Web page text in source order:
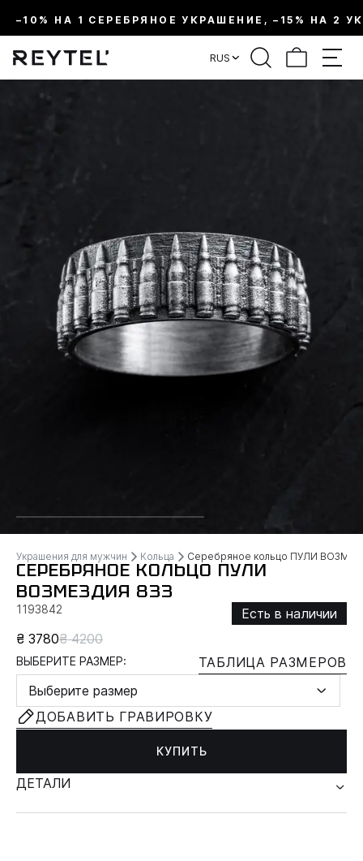
–10% НА 1 СЕРЕБРЯНОЕ УКРАШЕНИЕ, –15% НА 2
RUS
Украшения для мужчин Кольца Серебряное кольцо ПУЛИ
СЕРЕБРЯНОЕ КОЛЬЦО ПУЛИ
ВОЗМЕЗДИЯ 833
1193842
Есть в наличии
₴ 3780₴ 4200
ВЫБЕРИТЕ РАЗМЕР:
ТАБЛИЦА РАЗМЕРОВ
Выберите размер
ДОБАВИТЬ ГРАВИРОВКУ
КУПИТЬ
ДЕТАЛИ